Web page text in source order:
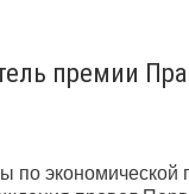
премии
экономической